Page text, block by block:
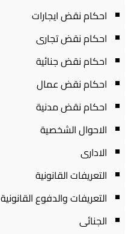
احكام نقض ايجارات
احكام نقض تجارى
احكام نقض جنائية
احكام نقض عمال
احكام نقض مدنية
الاحوال الشخصية
الادارى
التعريفات القانونية
التعريفات والدفوع القانونية
الجنائى